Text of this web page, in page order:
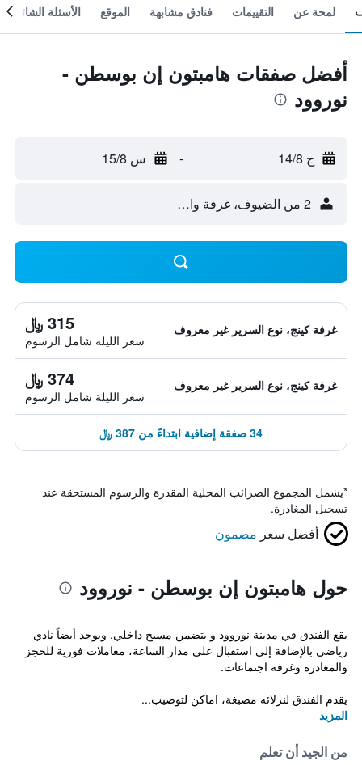
لمحة عن التقييمات فنادق مشابهة الموقع الأسئلة الشائعة
أفضل صفقات هامبتون إن بوسطن -
نوروود
ج 14/8 - س 15/8
2 من الضيوف، غرفة واحدة
غرفة كينج، نوع السرير غير معروف 315 ﷼
سعر الليلة شامل الرسوم
غرفة كينج، نوع السرير غير معروف 374 ﷼
سعر الليلة شامل الرسوم
34 صفقة إضافية ابتداءً من 387 ﷼
*يشمل المجموع الضرائب المحلية المقدرة والرسوم المستحقة عند
تسجيل المغادرة.
أفضل سعر مضمون
حول هامبتون إن بوسطن - نوروود
يقع الفندق في مدينة نوروود و يتضمن مسبح داخلي. ويوجد أيضاً نادي
رياضي بالإضافة إلى استقبال على مدار الساعة، معاملات فورية للحجز
والمغادرة وغرفة اجتماعات.
يقدم الفندق لنزلائه مصبغة، اماكن لتوضيب...
المزيد
من الجيد أن تعلم